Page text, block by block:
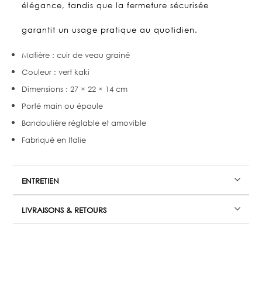
élégance, tandis que la fermeture sécurisée
garantit un usage pratique au quotidien.
Matière : cuir de veau grainé
Couleur : vert kaki
Dimensions : 27 × 22 × 14 cm
Porté main ou épaule
Bandoulière réglable et amovible
Fabriqué en Italie
ENTRETIEN
LIVRAISONS & RETOURS